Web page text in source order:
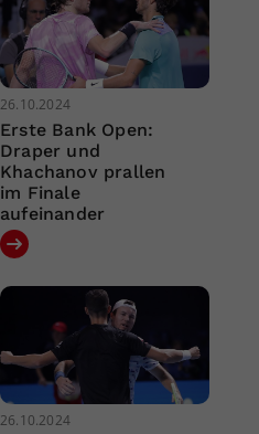
26.10.2024
Erste Bank Open:
Draper und
Khachanov prallen
im Finale
aufeinander
26.10.2024